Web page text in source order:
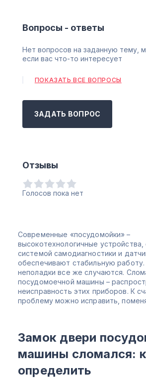
Вопросы - ответы
Нет вопросов на заданную тему,
если вас что-то интересует
ПОКАЗАТЬ ВСЕ ВОПРОСЫ
ЗАДАТЬ ВОПРОС
Отзывы
Голосов пока нет
Современные «посудомойки» –
высокотехнологичные
системой самодиагностики и
обеспечивают стабильную
неполадки все же случаются.
посудомоечной машины –
неисправность этих приборов. К
проблему можно исправить,
Замок двери
машины сломался:
определить